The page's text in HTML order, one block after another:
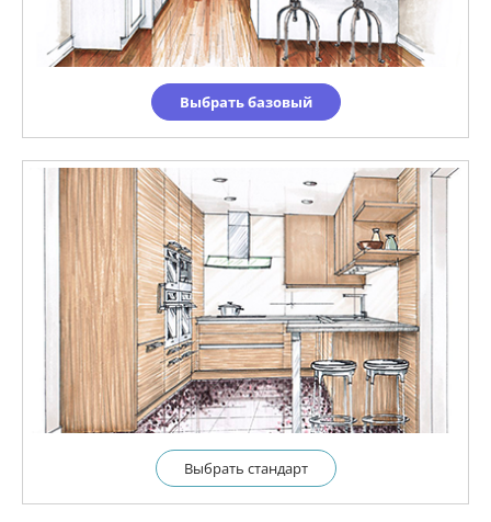
Выбрать базовый
Выбрать cтандарт